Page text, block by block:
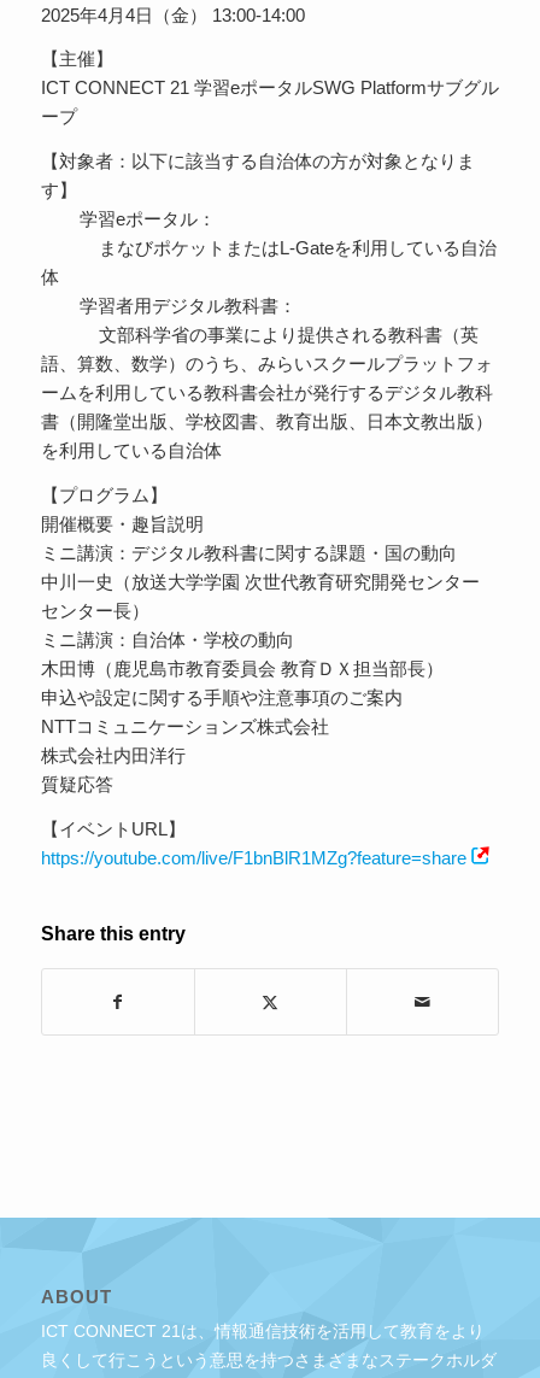
2025年4月4日（金） 13:00-14:00
【主催】
ICT CONNECT 21 学習eポータルSWG Platformサブグル
ープ
【対象者：以下に該当する自治体の方が対象となりま
す】
学習eポータル：
まなびポケットまたはL-Gateを利用している自治
体
学習者用デジタル教科書：
文部科学省の事業により提供される教科書（英
語、算数、数学）のうち、みらいスクールプラットフォ
ームを利用している教科書会社が発行するデジタル教科
書（開隆堂出版、学校図書、教育出版、日本文教出版）
を利用している自治体
【プログラム】
開催概要・趣旨説明
ミニ講演：デジタル教科書に関する課題・国の動向
中川一史（放送大学学園 次世代教育研究開発センター
センター長）
ミニ講演：自治体・学校の動向
木田博（鹿児島市教育委員会 教育ＤＸ担当部長）
申込や設定に関する手順や注意事項のご案内
NTTコミュニケーションズ株式会社
株式会社内田洋行
質疑応答
【イベントURL】
https://youtube.com/live/F1bnBlR1MZg?feature=share
Share this entry
ABOUT
ICT CONNECT 21は、情報通信技術を活用して教育をより
良くして行こうという意思を持つさまざまなステークホルダ